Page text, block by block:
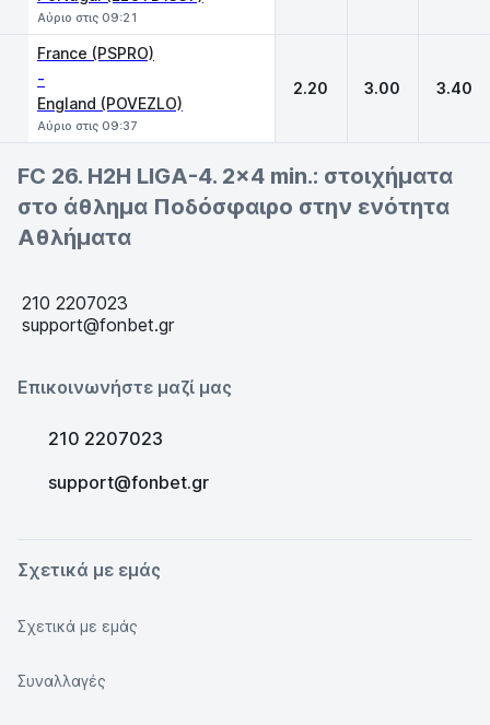
Αύριο στις 09:21
France (PSPRO)
-
England (POVEZLO)
Αύριο στις 09:37
2.20 3.00 3.40
FC 26. H2H LIGA-4. 2x4 min.: στοιχήματα
στο άθλημα Ποδόσφαιρο στην ενότητα
Αθλήματα
210 2207023
support@fonbet.gr
Επικοινωνήστε μαζί μας
210 2207023
support@fonbet.gr
Σχετικά με εμάς
Σχετικά με εμάς
Συναλλαγές